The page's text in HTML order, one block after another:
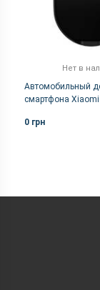
Нет в
Автомобильный
смартфона Xiaomi
0 грн